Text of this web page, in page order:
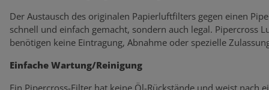
Der Austausch des originalen Papierluftfilters gegen einen
schnell und einfach gemacht, sondern auch legal. Pipercross
benötigen keine Eintragung, Abnahme oder spezielle
Einfache Wartung/Reinigung
Ein Pipercross-Filter hat keine Öl-Rückstände und weist nach